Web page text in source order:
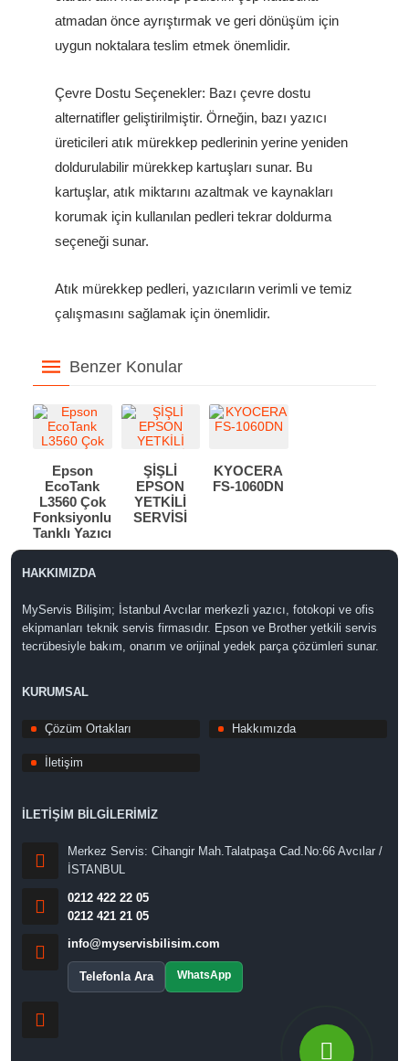
atmadan önce ayrıştırmak ve geri dönüşüm için
uygun noktalara teslim etmek önemlidir.
Çevre Dostu Seçenekler: Bazı çevre dostu
alternatifler geliştirilmiştir. Örneğin, bazı yazıcı
üreticileri atık mürekkep pedlerinin yerine yeniden
doldurulabilir mürekkep kartuşları sunar. Bu
kartuşlar, atık miktarını azaltmak ve kaynakları
korumak için kullanılan pedleri tekrar doldurma
seçeneği sunar.
Atık mürekkep pedleri, yazıcıların verimli ve temiz
çalışmasını sağlamak için önemlidir.
Benzer Konular
Epson
EcoTank
L3560 Çok
Fonksiyonlu
Tanklı Yazıcı
ŞİŞLİ
EPSON
YETKİLİ
SERVİSİ
KYOCERA
FS-1060DN
HAKKIMIZDA
MyServis Bilişim; İstanbul Avcılar merkezli yazıcı, fotokopi ve ofis
ekipmanları teknik servis firmasıdır. Epson ve Brother yetkili servis
tecrübesiyle bakım, onarım ve orijinal yedek parça çözümleri sunar.
KURUMSAL
Çözüm Ortakları Hakkımızda
İletişim
İLETİŞİM BİLGİLERİMİZ
Merkez Servis: Cihangir Mah.Talatpaşa Cad.No:66 Avcılar /
İSTANBUL
0212 422 22 05
0212 421 21 05
info@myservisbilisim.com
Telefonla Ara WhatsApp